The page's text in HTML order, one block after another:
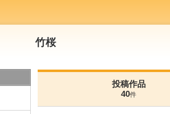
竹桜
投稿作品
40件